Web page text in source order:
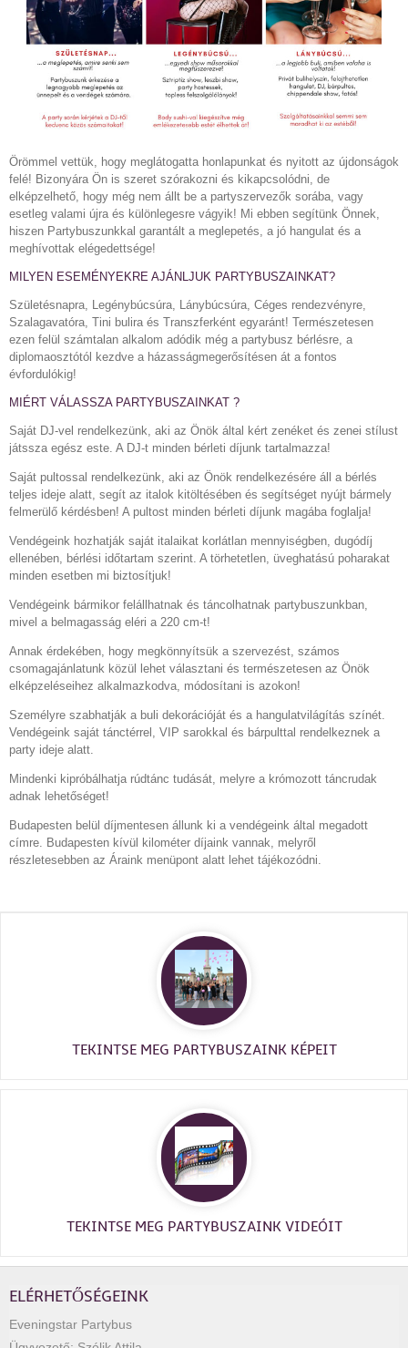
Örömmel vettük, hogy meglátogatta honlapunkat és nyitott az újdonságok
felé! Bizonyára Ön is szeret szórakozni és kikapcsolódni, de
elképzelhető, hogy még nem állt be a partyszervezők sorába, vagy
esetleg valami újra és különlegesre vágyik! Mi ebben segítünk Önnek,
hiszen Partybuszunkkal garantált a meglepetés, a jó hangulat és a
meghívottak elégedettsége!
MILYEN ESEMÉNYEKRE AJÁNLJUK PARTYBUSZAINKAT?
Születésnapra, Legénybúcsúra, Lánybúcsúra, Céges rendezvényre,
Szalagavatóra, Tini bulira és Transzferként egyaránt! Természetesen
ezen felül számtalan alkalom adódik még a partybusz bérlésre, a
diplomaosztótól kezdve a házasságmegerősítésen át a fontos
évfordulókig!
MIÉRT VÁLASSZA PARTYBUSZAINKAT ?
Saját DJ-vel rendelkezünk, aki az Önök által kért zenéket és zenei stílust
játssza egész este. A DJ-t minden bérleti díjunk tartalmazza!
Saját pultossal rendelkezünk, aki az Önök rendelkezésére áll a bérlés
teljes ideje alatt, segít az italok kitöltésében és segítséget nyújt bármely
felmerülő kérdésben! A pultost minden bérleti díjunk magába foglalja!
Vendégeink hozhatják saját italaikat korlátlan mennyiségben, dugódíj
ellenében, bérlési időtartam szerint. A törhetetlen, üveghatású poharakat
minden esetben mi biztosítjuk!
Vendégeink bármikor felállhatnak és táncolhatnak partybuszunkban,
mivel a belmagasság eléri a 220 cm-t!
Annak érdekében, hogy megkönnyítsük a szervezést, számos
csomagajánlatunk közül lehet választani és természetesen az Önök
elképzeléseihez alkalmazkodva, módosítani is azokon!
Személyre szabhatják a buli dekorációját és a hangulatvilágítás színét.
Vendégeink saját tánctérrel, VIP sarokkal és bárpulttal rendelkeznek a
party ideje alatt.
Mindenki kipróbálhatja rúdtánc tudását, melyre a krómozott táncrudak
adnak lehetőséget!
Budapesten belül díjmentesen állunk ki a vendégeink által megadott
címre. Budapesten kívül kilométer díjaink vannak, melyről
részletesebben az Áraink menüpont alatt lehet tájékozódni.
TEKINTSE MEG PARTYBUSZAINK KÉPEIT
TEKINTSE MEG PARTYBUSZAINK VIDEÓIT
ELÉRHETŐSÉGEINK
Eveningstar Partybus